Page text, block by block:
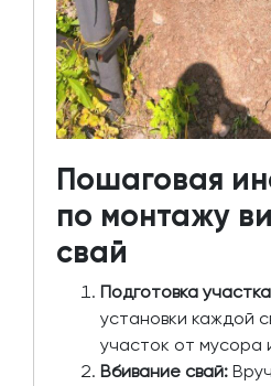
Пошаговая
по монтажу
свай
Подготовка
установки каждой
участок от мусора
Вбивание свай: